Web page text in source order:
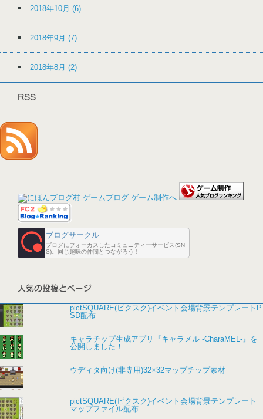
2018年10月 (6)
2018年9月 (7)
2018年8月 (2)
RSS
ブログサークル
ブログにフォーカスしたコミュニティーサービス(SN
S)。同じ趣味の仲間とつながろう！
人気の投稿とページ
pictSQUARE(ピクスク)イベント会場背景テンプレートP
SD配布
キャラチップ生成アプリ『キャラメル -CharaMEL-』を
公開しました！
ウディタ向け(非専用)32×32マップチップ素材
pictSQUARE(ピクスク)イベント会場背景テンプレート
マップファイル配布